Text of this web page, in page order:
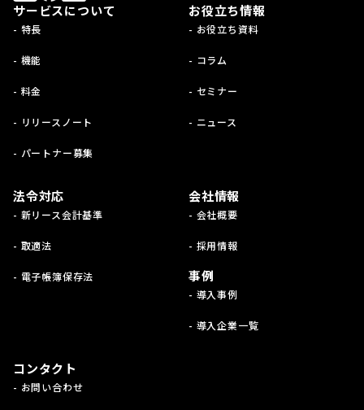
サービスについて
- 特長
- 機能
- 料金
- リリースノート
- パートナー募集
お役立ち情報
- お役立ち資料
- コラム
- セミナー
- ニュース
法令対応
- 新リース会計基準
- 取適法
- 電子帳簿保存法
会社情報
- 会社概要
- 採用情報
事例
- 導入事例
- 導入企業一覧
コンタクト
- お問い合わせ